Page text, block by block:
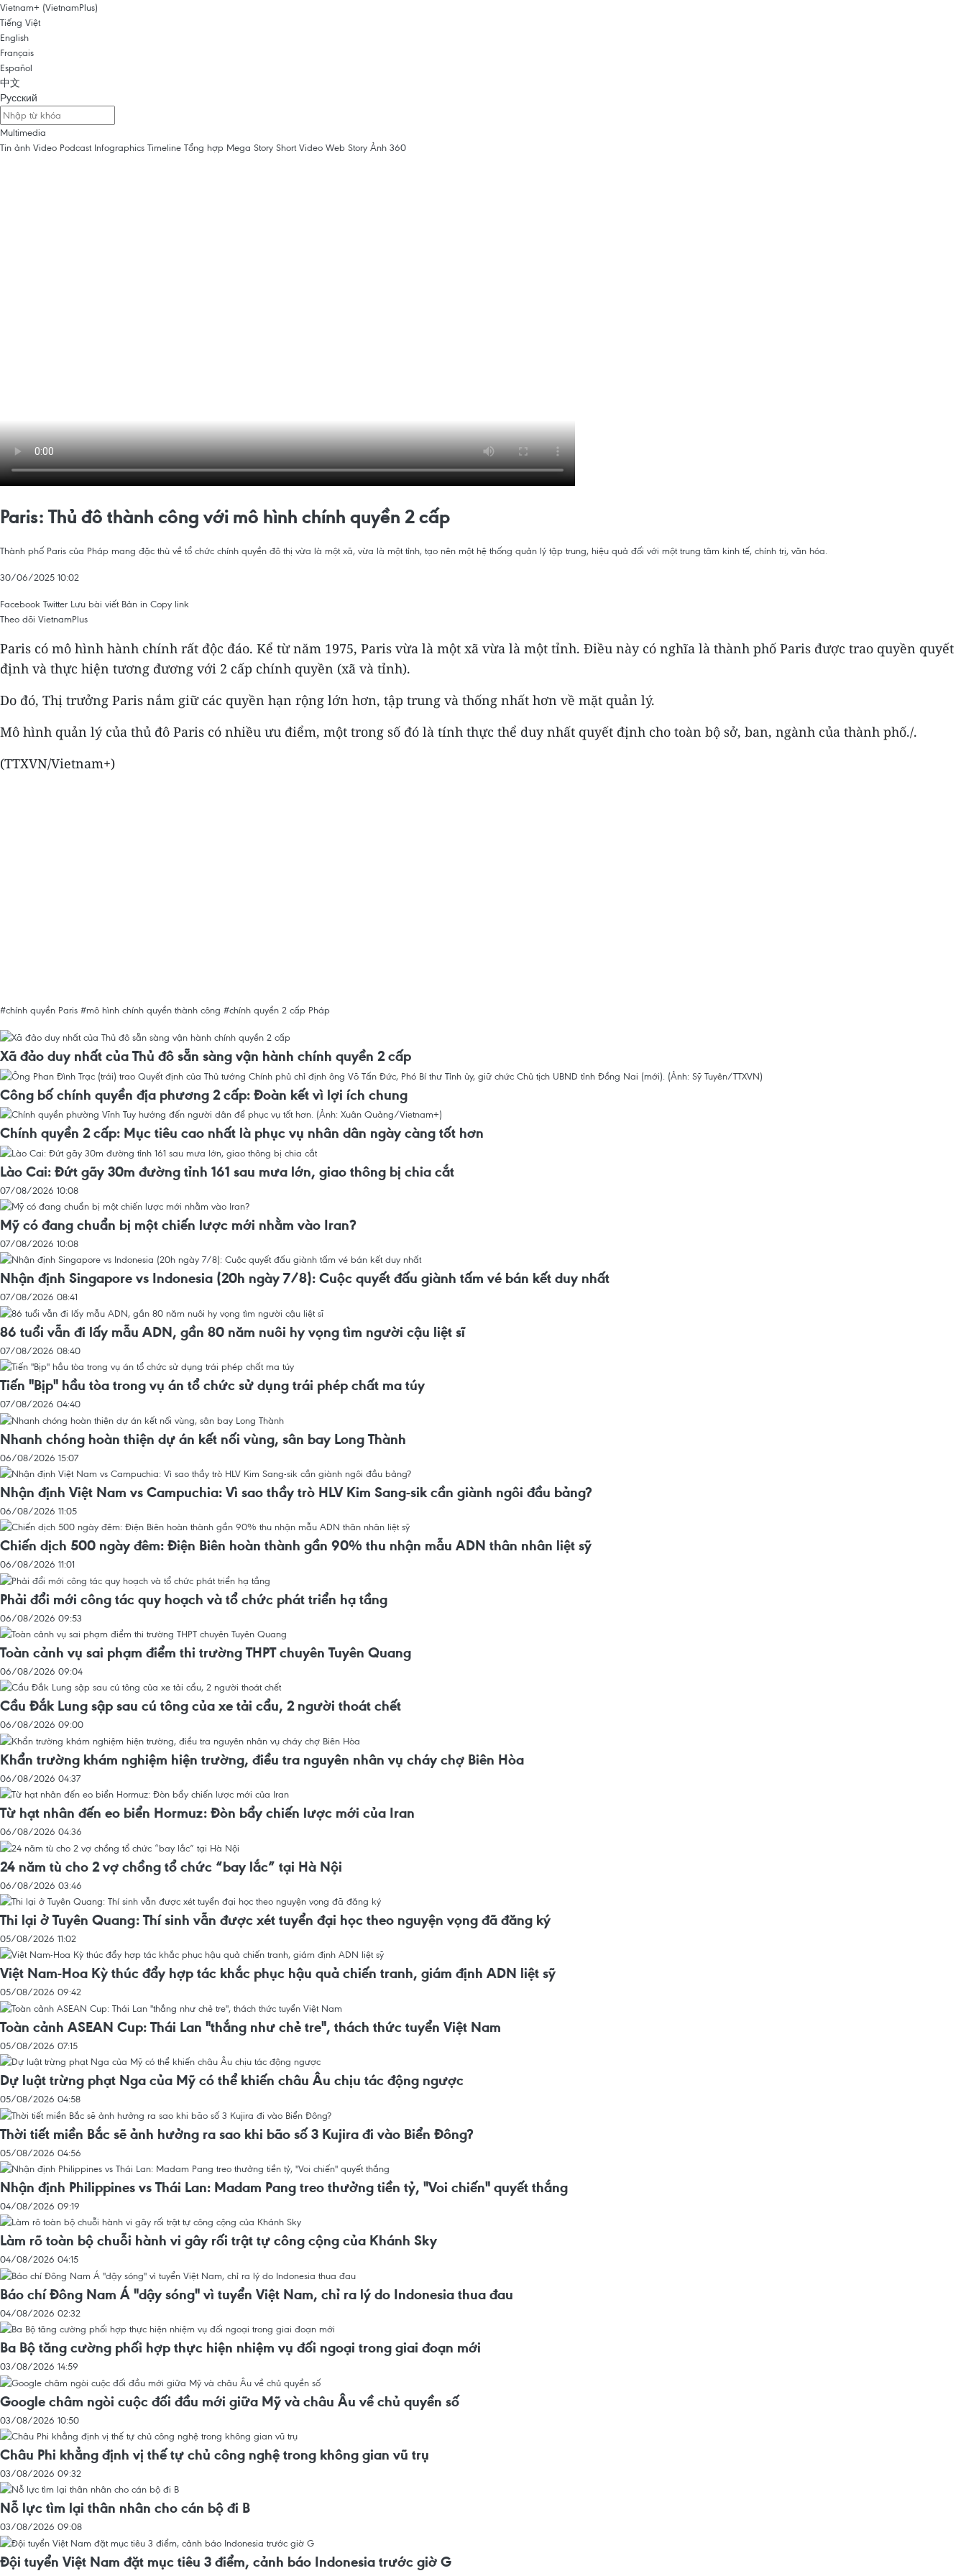
Vietnam+ (VietnamPlus)
Tiếng Việt
English
Français
Español
中文
Русский
Multimedia
Tin ảnh Video Podcast Infographics Timeline Tổng hợp Mega Story Short Video Web Story Ảnh 360
Paris: Thủ đô thành công với mô hình chính quyền 2 cấp
Thành phố Paris của Pháp mang đặc thù về tổ chức chính quyền đô thị vừa là một xã, vừa là một tỉnh, tạo nên một hệ thống quản lý tập trung, hiệu quả đối với một trung tâm kinh tế, chính trị, văn hóa.
30/06/2025 10:02
Facebook Twitter Lưu bài viết Bản in Copy link
Theo dõi VietnamPlus
Paris có mô hình hành chính rất độc đáo. Kể từ năm 1975, Paris vừa là một xã vừa là một tỉnh. Điều này có nghĩa là thành phố Paris được trao quyền quyết
định và thực hiện tương đương với 2 cấp chính quyền (xã và tỉnh).
Do đó, Thị trưởng Paris nắm giữ các quyền hạn rộng lớn hơn, tập trung và thống nhất hơn về mặt quản lý.
Mô hình quản lý của thủ đô Paris có nhiều ưu điểm, một trong số đó là tính thực thể duy nhất quyết định cho toàn bộ sở, ban, ngành của thành phố./.
(TTXVN/Vietnam+)
#chính quyền Paris #mô hình chính quyền thành công #chính quyền 2 cấp Pháp
Xã đảo duy nhất của Thủ đô sẵn sàng vận hành chính quyền 2 cấp
Công bố chính quyền địa phương 2 cấp: Đoàn kết vì lợi ích chung
Chính quyền 2 cấp: Mục tiêu cao nhất là phục vụ nhân dân ngày càng tốt hơn
Lào Cai: Đứt gãy 30m đường tỉnh 161 sau mưa lớn, giao thông bị chia cắt
07/08/2026 10:08
Mỹ có đang chuẩn bị một chiến lược mới nhằm vào Iran?
07/08/2026 10:08
Nhận định Singapore vs Indonesia (20h ngày 7/8): Cuộc quyết đấu giành tấm vé bán kết duy nhất
07/08/2026 08:41
86 tuổi vẫn đi lấy mẫu ADN, gần 80 năm nuôi hy vọng tìm người cậu liệt sĩ
07/08/2026 08:40
Tiến "Bịp" hầu tòa trong vụ án tổ chức sử dụng trái phép chất ma túy
07/08/2026 04:40
Nhanh chóng hoàn thiện dự án kết nối vùng, sân bay Long Thành
06/08/2026 15:07
Nhận định Việt Nam vs Campuchia: Vì sao thầy trò HLV Kim Sang-sik cần giành ngôi đầu bảng?
06/08/2026 11:05
Chiến dịch 500 ngày đêm: Điện Biên hoàn thành gần 90% thu nhận mẫu ADN thân nhân liệt sỹ
06/08/2026 11:01
Phải đổi mới công tác quy hoạch và tổ chức phát triển hạ tầng
06/08/2026 09:53
Toàn cảnh vụ sai phạm điểm thi trường THPT chuyên Tuyên Quang
06/08/2026 09:04
Cầu Đắk Lung sập sau cú tông của xe tải cẩu, 2 người thoát chết
06/08/2026 09:00
Khẩn trường khám nghiệm hiện trường, điều tra nguyên nhân vụ cháy chợ Biên Hòa
06/08/2026 04:37
Từ hạt nhân đến eo biển Hormuz: Đòn bẩy chiến lược mới của Iran
06/08/2026 04:36
24 năm tù cho 2 vợ chồng tổ chức “bay lắc” tại Hà Nội
06/08/2026 03:46
Thi lại ở Tuyên Quang: Thí sinh vẫn được xét tuyển đại học theo nguyện vọng đã đăng ký
05/08/2026 11:02
Việt Nam-Hoa Kỳ thúc đẩy hợp tác khắc phục hậu quả chiến tranh, giám định ADN liệt sỹ
05/08/2026 09:42
Toàn cảnh ASEAN Cup: Thái Lan "thắng như chẻ tre", thách thức tuyển Việt Nam
05/08/2026 07:15
Dự luật trừng phạt Nga của Mỹ có thể khiến châu Âu chịu tác động ngược
05/08/2026 04:58
Thời tiết miền Bắc sẽ ảnh hưởng ra sao khi bão số 3 Kujira đi vào Biển Đông?
05/08/2026 04:56
Nhận định Philippines vs Thái Lan: Madam Pang treo thưởng tiền tỷ, "Voi chiến" quyết thắng
04/08/2026 09:19
Làm rõ toàn bộ chuỗi hành vi gây rối trật tự công cộng của Khánh Sky
04/08/2026 04:15
Báo chí Đông Nam Á "dậy sóng" vì tuyển Việt Nam, chỉ ra lý do Indonesia thua đau
04/08/2026 02:32
Ba Bộ tăng cường phối hợp thực hiện nhiệm vụ đối ngoại trong giai đoạn mới
03/08/2026 14:59
Google châm ngòi cuộc đối đầu mới giữa Mỹ và châu Âu về chủ quyền số
03/08/2026 10:50
Châu Phi khẳng định vị thế tự chủ công nghệ trong không gian vũ trụ
03/08/2026 09:32
Nỗ lực tìm lại thân nhân cho cán bộ đi B
03/08/2026 09:08
Đội tuyển Việt Nam đặt mục tiêu 3 điểm, cảnh báo Indonesia trước giờ G